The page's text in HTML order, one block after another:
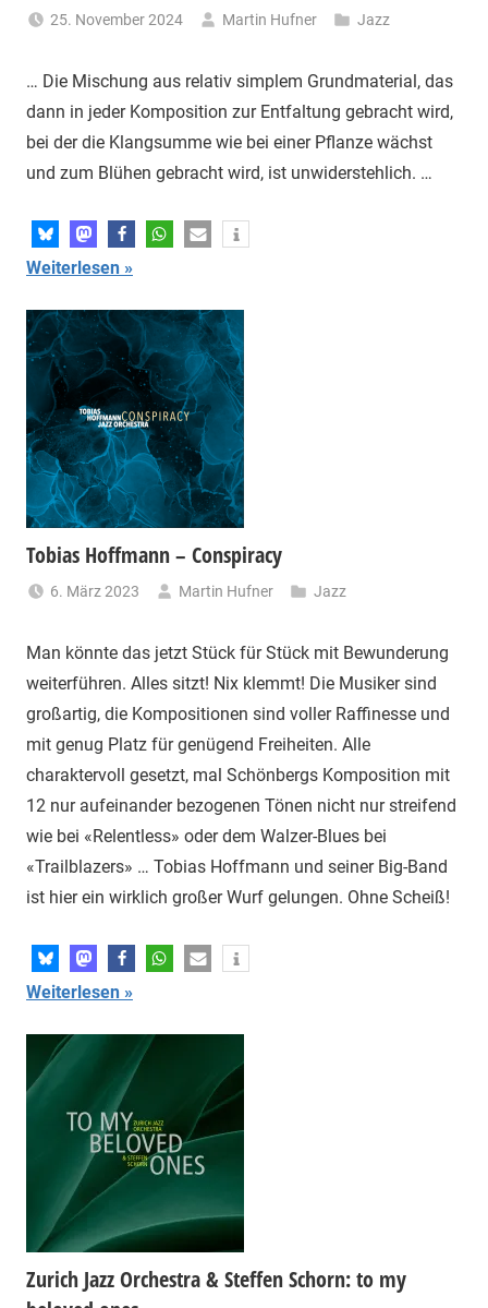
25. November 2024 Martin Hufner Jazz
… Die Mischung aus relativ simplem Grundmaterial, das
dann in jeder Komposition zur Entfaltung gebracht wird,
bei der die Klangsumme wie bei einer Pflanze wächst
und zum Blühen gebracht wird, ist unwiderstehlich. …
Weiterlesen
Tobias Hoffmann – Conspiracy
6. März 2023 Martin Hufner Jazz
Man könnte das jetzt Stück für Stück mit Bewunderung
weiterführen. Alles sitzt! Nix klemmt! Die Musiker sind
großartig, die Kompositionen sind voller Raffinesse und
mit genug Platz für genügend Freiheiten. Alle
charaktervoll gesetzt, mal Schönbergs Komposition mit
12 nur aufeinander bezogenen Tönen nicht nur streifend
wie bei «Relentless» oder dem Walzer-Blues bei
«Trailblazers» … Tobias Hoffmann und seiner Big-Band
ist hier ein wirklich großer Wurf gelungen. Ohne Scheiß!
Weiterlesen
Zurich Jazz Orchestra & Steffen Schorn: to my